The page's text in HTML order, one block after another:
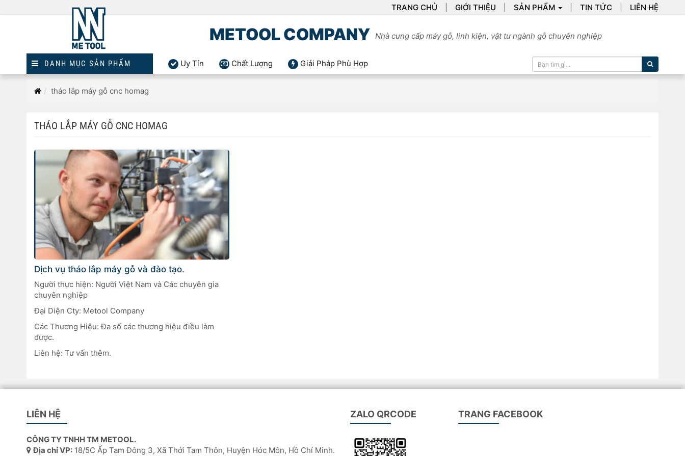
TRANG CHỦ GIỚI THIỆU SẢN PHẨM TIN TỨC LIÊN HỆ
METOOL COMPANY Nhà cung cấp máy gỗ, linh kiện, vật tư ngành gỗ chuyên nghiệp
DANH MỤC SẢN PHẨM Uy Tín Chất Lượng Giải Pháp Phù Hợp
Trangtháo lắp máy gỗ cnc homag
THÁO LẮP MÁY GỖ CNC HOMAG
Dịch vụ tháo lắp máy gỗ và đào tạo.
Người thực hiện: Người Việt Nam và Các chuyên gia
chuyên nghiệp
Đại Diện Cty: Metool Company
Các Thương Hiệu: Đa số các thương hiệu điều làm
được.
Liên hệ: Tư vấn thêm.
LIÊN HỆ
CÔNG TY TNHH TM METOOL.
Địa chỉ VP: 18/5C Ấp Tam Đông 3, Xã Thới Tam Thôn, Huyện Hóc Môn, Hồ Chí Minh.
ZALO QRCODE TRANG FACEBOOK